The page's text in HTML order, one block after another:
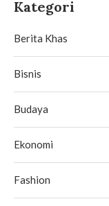
Kategori
Berita Khas
Bisnis
Budaya
Ekonomi
Fashion